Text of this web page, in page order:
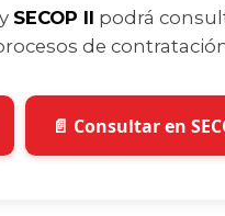
y SECOP II podrá
de
📄 Consultar en